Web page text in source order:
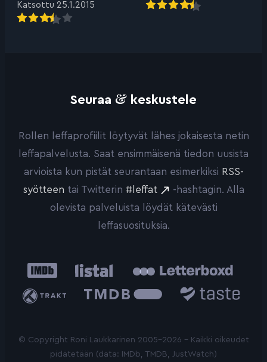
Katsottu 25.1.2015
Seuraa & keskustele
Rollen leffaprofiilit löytyvät lähes jokaisesta netin
leffapalvelusta. Saat ensimmäisenä tiedon uusista
arvioista kun pistät seurantaan esimerkiksi RSS-
syötteen tai Twitterin #leffat
-hashtagin. Alla
olevista palveluista löydät kätevästi
leffasuosituksia.
IMDb Listal
Trakt
Database
© Copyright Roni Laukkarinen 2005-2026 - Kaikki oikeudet
pidätetään (data: IMDb, TMDB, JustWatch)